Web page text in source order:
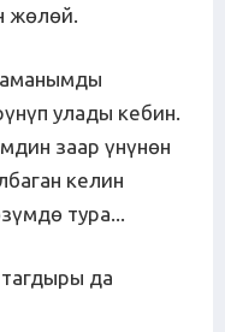
жөлөй.
улады кебин.
заар үнүнөн
келин
тура...
да